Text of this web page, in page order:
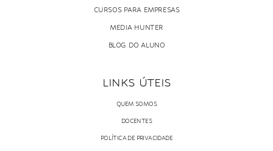
CURSOS PARA EMPRESAS
MEDIA HUNTER
BLOG DO ALUNO
LINKS ÚTEIS
QUEM SOMOS
DOCENTES
POLÍTICA DE PRIVACIDADE